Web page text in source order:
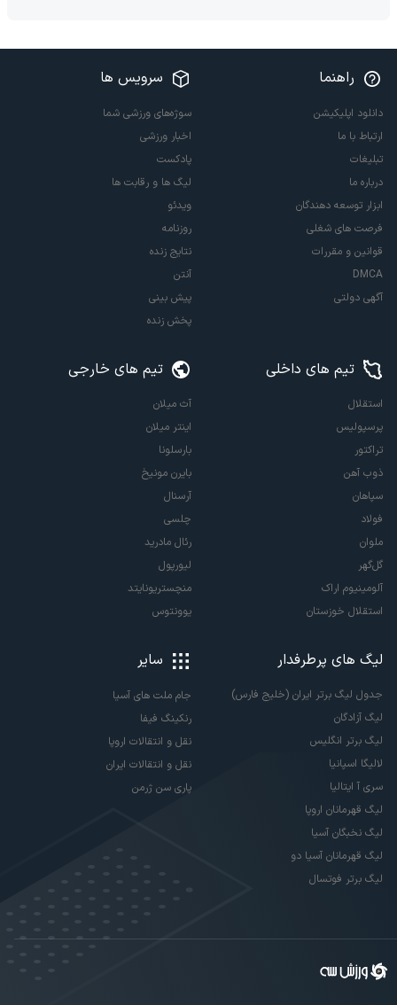
راهنما
دانلود اپلیکیشن
ارتباط با ما
تبلیغات
درباره ما
ابزار توسعه دهندگان
فرصت های شغلی
قوانین و مقررات
DMCA
آگهی دولتی
سرویس ها
سوژه‌های ورزشی شما
اخبار ورزشی
پادکست
لیگ ها و رقابت ها
ویدئو
روزنامه
نتایج زنده
آنتن
پیش بینی
پخش زنده
تیم های داخلی
استقلال
پرسپولیس
تراکتور
ذوب آهن
سپاهان
فولاد
ملوان
گل‌گهر
آلومینیوم اراک
استقلال خوزستان
تیم های خارجی
آث میلان
اینتر میلان
بارسلونا
بایرن مونیخ
آرسنال
چلسی
رئال مادرید
لیورپول
منچستریونایتد
یوونتوس
لیگ های پرطرفدار
جدول لیگ برتر ایران (خلیج فارس)
لیگ آزادگان
لیگ برتر انگلیس
لالیگا اسپانیا
سری آ ایتالیا
لیگ قهرمانان اروپا
لیگ نخبگان آسیا
لیگ قهرمانان آسیا دو
لیگ برتر فوتسال
سایر
جام ملت های آسیا
رنکینگ فیفا
نقل و انتقالات اروپا
نقل و انتقالات ایران
پاری سن ژرمن